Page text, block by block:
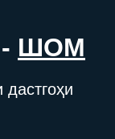
- ШОМ